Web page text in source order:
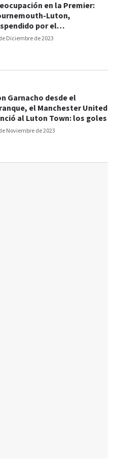
Diciembre de 2023
en la Premier:
Luton,
por el
de un jugador
Noviembre de 2023
Garnacho desde el
el Manchester United
al Luton Town: los goles